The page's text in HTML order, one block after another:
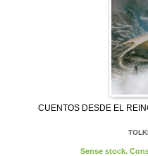
CUENTOS DESDE EL
Sense stock.